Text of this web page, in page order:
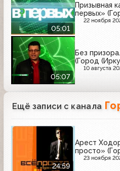
05:01
Призывная
первых»
22 ноября
05:07
Без
(Город
10 августа
Ещё записи с канала
24:59
Арест
просто»
23 ноября